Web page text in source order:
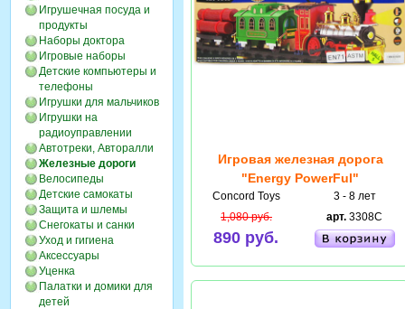
Игрушечная посуда и
продукты
Наборы доктора
Игровые наборы
Детские компьютеры и
телефоны
Игрушки для мальчиков
Игрушки на
радиоуправлении
Автотреки, Авторалли
Железные дороги
Велосипеды
Детские самокаты
Защита и шлемы
Снегокаты и санки
Уход и гигиена
Аксессуары
Уценка
Палатки и домики для
детей
Игровая железная дорога
"Energy PowerFul"
Concord Toys
3 - 8 лет
1,080 руб.
890 руб.
арт. 3308C